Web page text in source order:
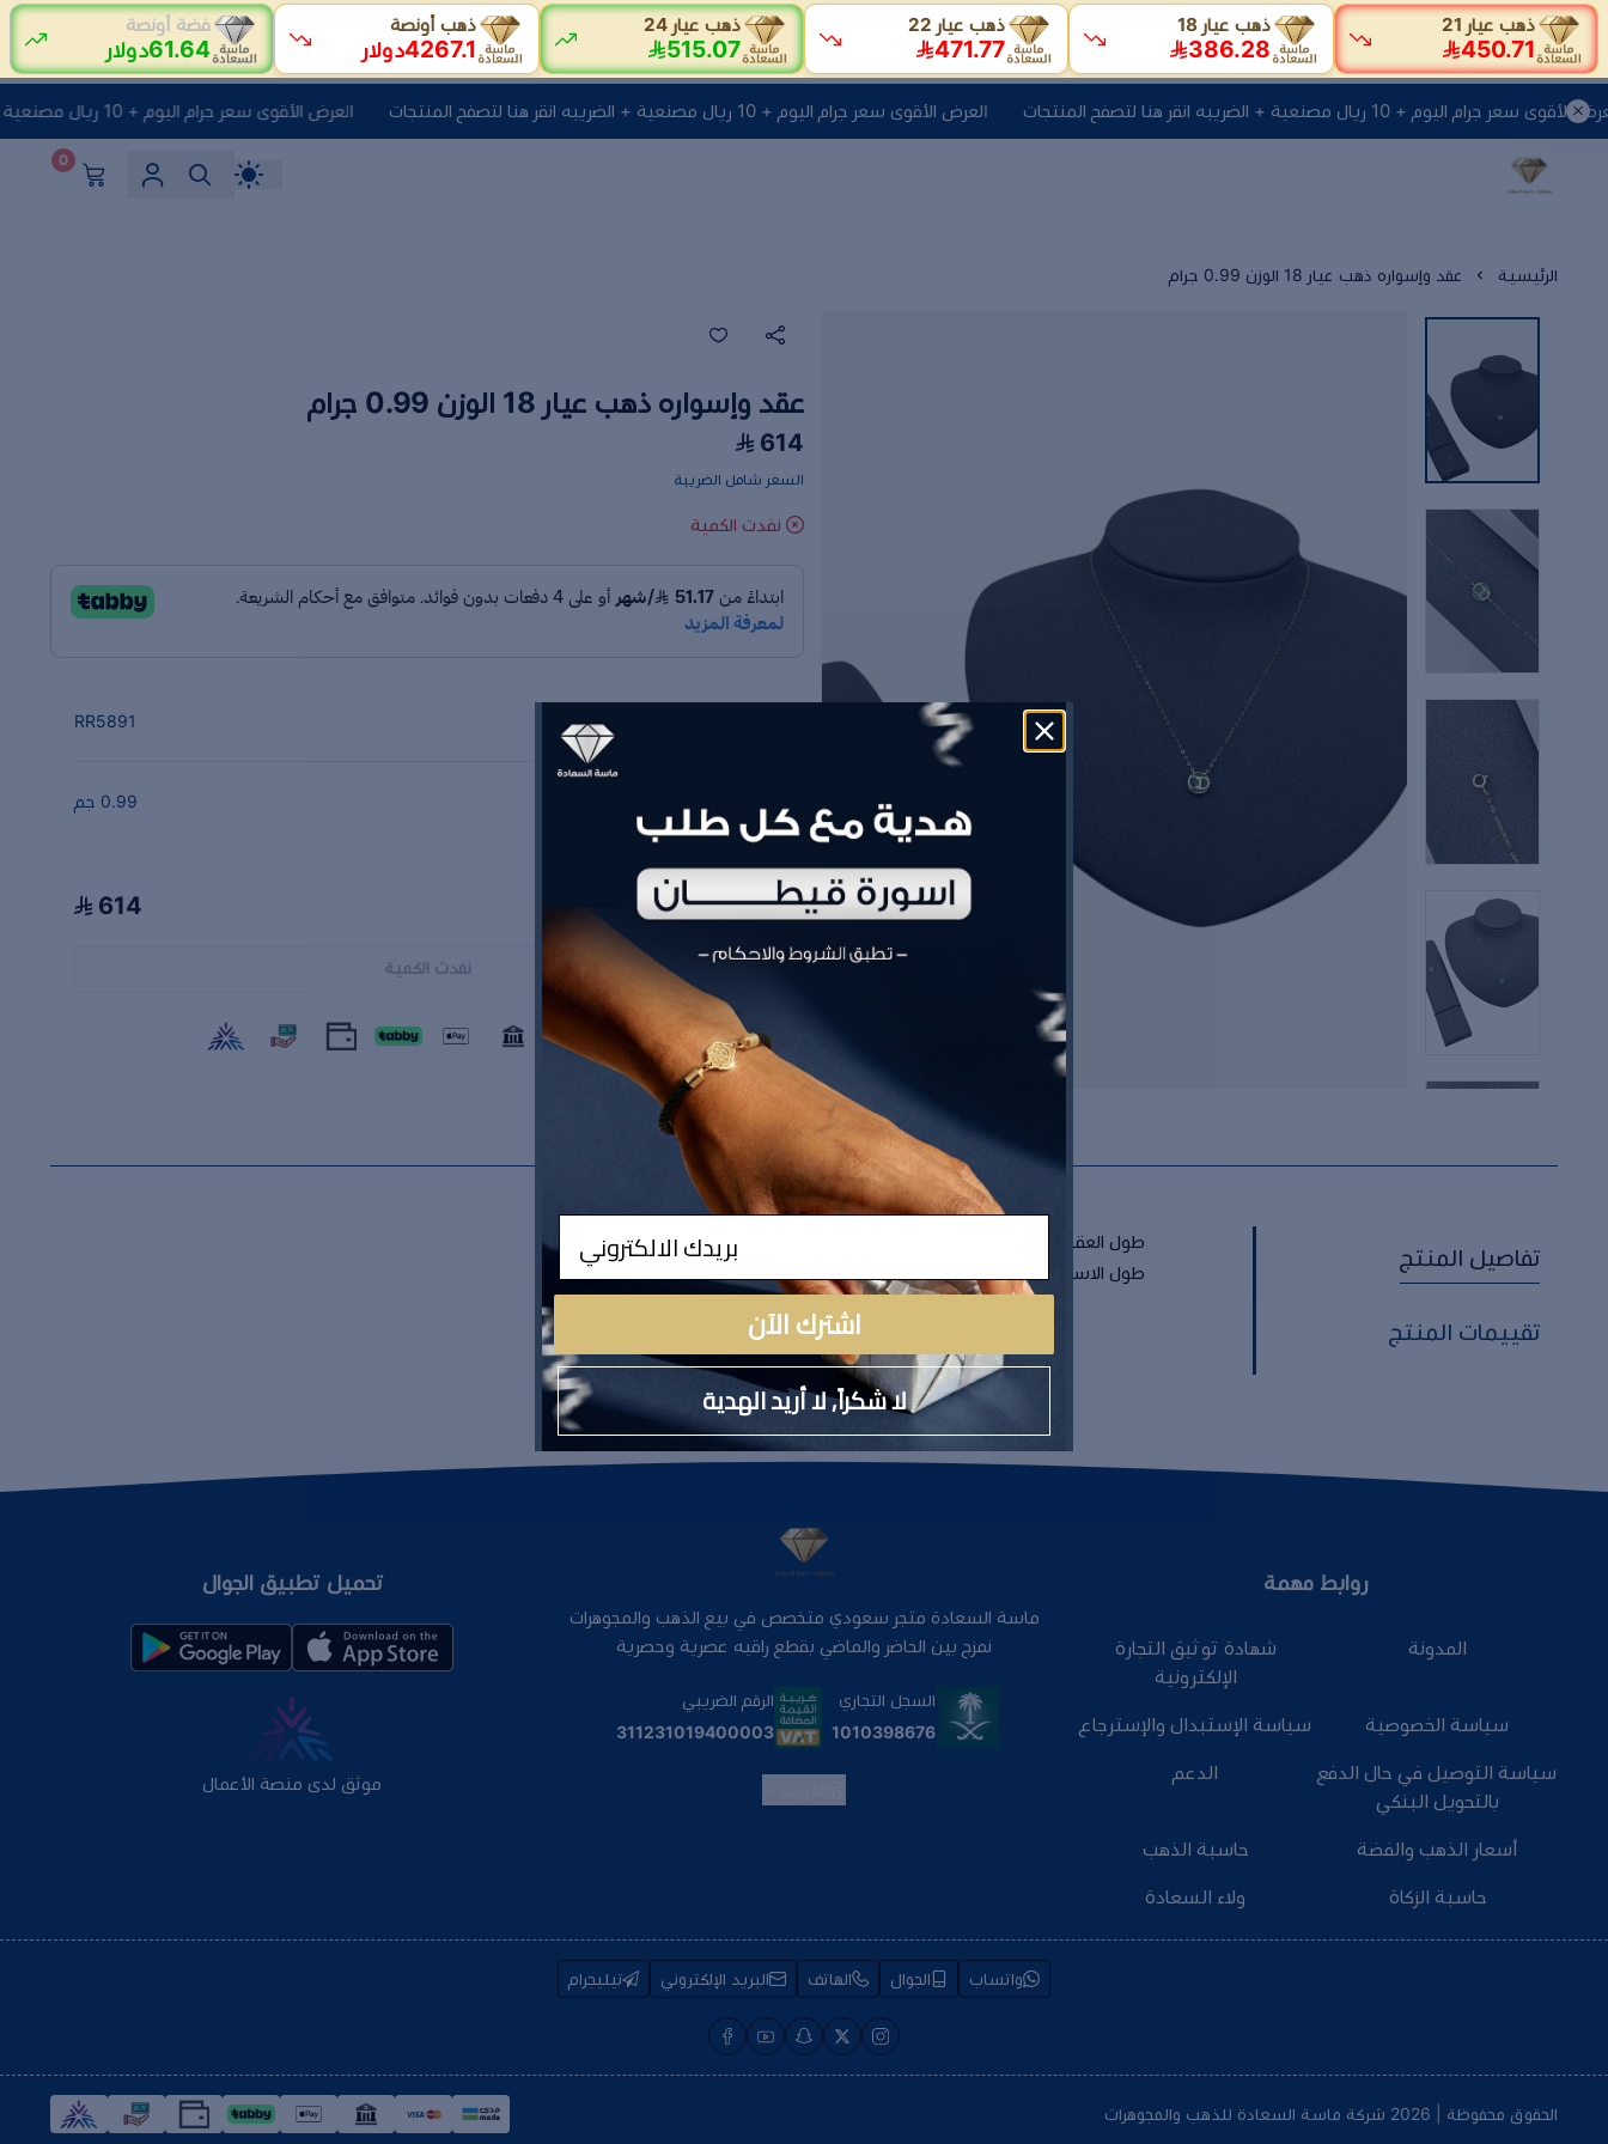
جرام اليوم + 10 ريال مصنعية + الضريبه انقر هنا لتصفح المنتجات العرض الأقوى سعر جرام اليوم + 10 ريال مصنعية + الضريبه انقر هنا لتصفح المنتجات العرض الأقوى سعر جرام اليوم + 10 ريال مصنعية + الضريبه انقر هنا لتصفح المنتجات
0
الرئيسية عقد وإسواره ذهب عيار 18 الوزن 0.99 جرام
عقد وإسواره ذهب عيار 18 الوزن 0.99 جرام
614
السعر شامل الضريبة
نفدت الكمية
RR5891
0.99 جم
السعر 614
نفدت الكمية
تفاصيل المنتج
تقييمات المنتج
طول العقد: 37 سم
طول الاسواره: 18 سم
روابط مهمة
المدونة
شهادة توثيق التجارة
الإلكترونية
سياسة الخصوصية سياسة الإستبدال والإسترجاع
سياسة التوصيل في حال الدفع
بالتحويل البنكي
الدعم
أسعار الذهب والفضة حاسبة الذهب
حاسبة الزكاة ولاء السعادة
ماسة السعادة متجر سعودي متخصص في بيع الذهب والمجوهرات
نمزج بين الحاضر والماضي بقطع راقيه عصرية وحصرية
السجل التجاري
1010398676
الرقم الضريبي
311231019400003
تحميل تطبيق الجوال
موثق لدى منصة الأعمال
واتساب الجوال الهاتف البريد الإلكتروني تيليجرام
الحقوق محفوظة | 2026 شركة ماسة السعادة للذهب والمجوهرات
ذهب عيار 21
450.71
ذهب عيار 18
386.28
ذهب عيار 22
471.77
ذهب عيار 24
515.07
ذهب أونصة
4267.1دولار
فضة أونصة
61.64دولار
ادخال
اشترك الآن
لا شكراً, لا أريد الهدية